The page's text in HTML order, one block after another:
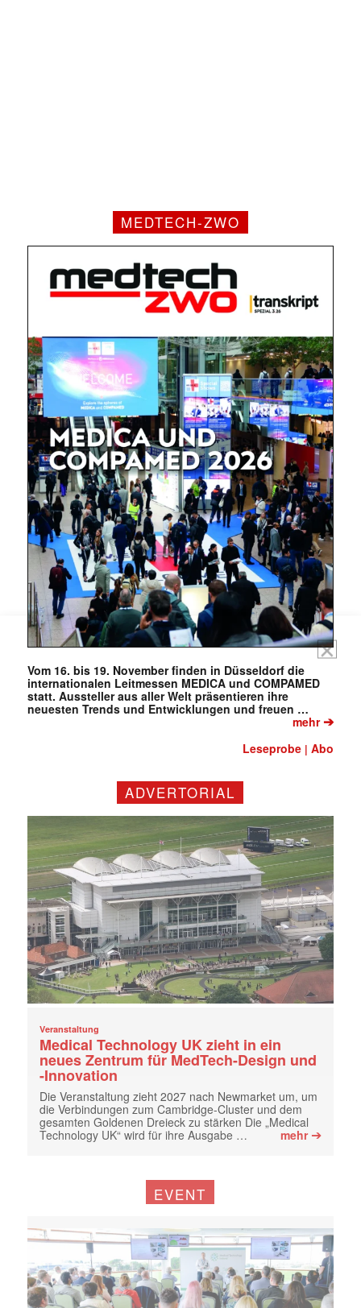
Mit dem |transkript-Newsletter
jede Woche aktuell informiert.
E-
Mail
(erforderlich)
MEDTECH-ZWO
Vom 16. bis 19. November finden in Düsseldorf die
internationalen Leitmessen MEDICA und COMPAMED
statt. Aussteller aus aller Welt präsentieren ihre
neuesten Trends und Entwicklungen und freuen …
mehr➔
Leseprobe |Abo
ADVERTORIAL
Veranstaltung
Medical Technology UK zieht in ein
neues Zentrum für MedTech-Design und
-Innovation
Die Veranstaltung zieht 2027 nach Newmarket um, um
die Verbindungen zum Cambridge-Cluster und dem
gesamten Goldenen Dreieck zu stärken Die „Medical
Technology UK“ wird für ihre Ausgabe …
mehr➔
EVENT